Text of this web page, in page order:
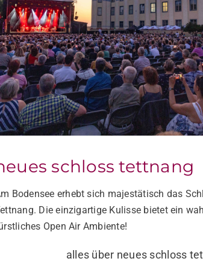
schloss salem
Kaum eine andere Open Air Location besticht
einem magischen Ambiente wie die Schloss
Airs.
alles über